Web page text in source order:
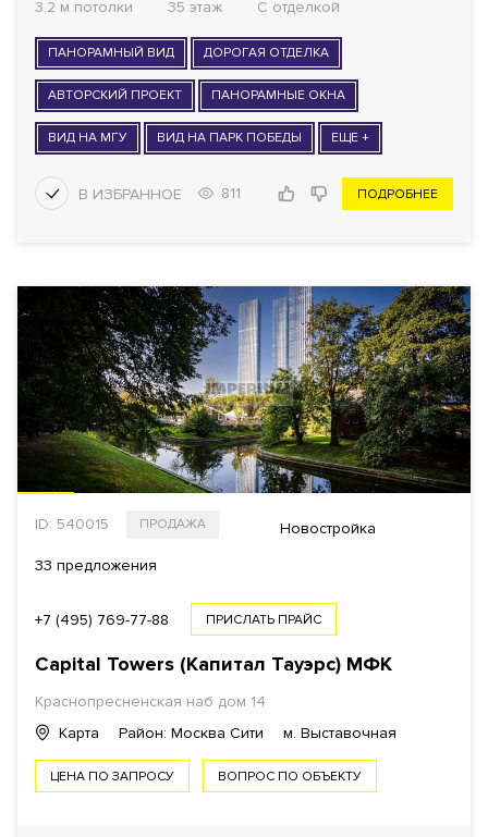
3.2 м потолки 35 этаж С отделкой
ПАНОРАМНЫЙ ВИД ДОРОГАЯ ОТДЕЛКА
АВТОРСКИЙ ПРОЕКТ ПАНОРАМНЫЕ ОКНА
ВИД НА МГУ ВИД НА ПАРК ПОБЕДЫ ЕЩЕ +
811 ПОДРОБНЕЕ
ID: 540015 ПРОДАЖА Новостройка
33 предложения
+7 (495) 769-77-88 ПРИСЛАТЬ ПРАЙС
Capital Towers (Капитал Тауэрс) МФК
Краснопресненская наб дом 14
Карта
Район: Москва Сити м. Выставочная
ЦЕНА ПО ЗАПРОСУ ВОПРОС ПО ОБЪЕКТУ